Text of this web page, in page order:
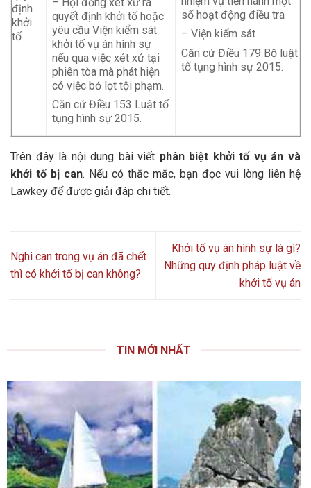
định
khởi
tố
quyết định khởi tố hoặc
yêu cầu Viện kiểm sát
khởi tố vụ án hình sự
nếu qua việc xét xử tại
phiên tòa mà phát hiện
có việc bỏ lọt tội phạm.
Căn cứ Điều 153 Luật tố
tụng hình sự 2015.
số hoạt động điều tra
– Viện kiểm sát
Căn cứ Điều 179 Bộ luật
tố tụng hình sự 2015.
Trên đây là nội dung bài viết phân biệt khởi tố vụ án và
khởi tố bị can. Nếu có thắc mắc, bạn đọc vui lòng liên hệ
Lawkey để được giải đáp chi tiết.
Nghi can trong vụ án đã chết
thì có khởi tố bị can không?
Khởi tố vụ án hình sự là gì?
Những quy định pháp luật về
khởi tố vụ án
TIN MỚI NHẤT